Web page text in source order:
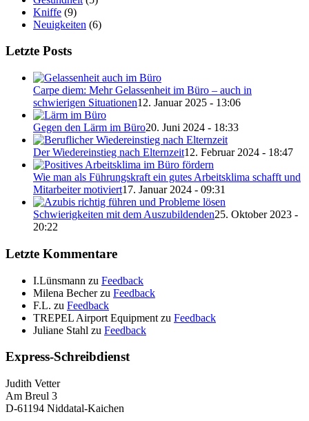
Kniffe (9)
Neuigkeiten (6)
Letzte Posts
Carpe diem: Mehr Gelassenheit im Büro – auch in
schwierigen Situationen12. Januar 2025 - 13:06
Gegen den Lärm im Büro20. Juni 2024 - 18:33
Der Wiedereinstieg nach Elternzeit12. Februar 2024 - 18:47
Wie man als Führungskraft ein gutes Arbeitsklima schafft und
Mitarbeiter motiviert17. Januar 2024 - 09:31
Schwierigkeiten mit dem Auszubildenden25. Oktober 2023 -
20:22
Letzte Kommentare
I.Lünsmann zu Feedback
Milena Becherzu Feedback
F.L. zu Feedback
TREPEL Airport Equipment zu Feedback
Juliane Stahl zu Feedback
Express-Schreibdienst
Judith Vetter
Am Breul 3
D-61194 Niddatal-Kaichen